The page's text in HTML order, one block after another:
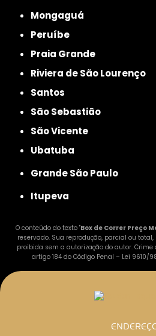
Mongaguá
Peruíbe
Praia Grande
Riviera de São Lourenço
Santos
São Sebastião
São Vicente
Ubatuba
Grande São Paulo
Itupeva
O conteúdo do texto "Box de Correr Preço
reservado. Sua reprodução, parcial ou
proibida sem a autorização do autor.
artigo 184 do Código Penal – Lei 9610/